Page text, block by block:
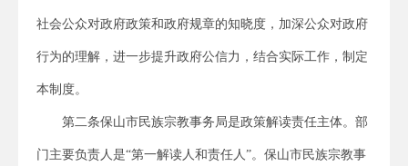
社会公众对政府政策和政府规章的知晓度，加深公众对政府
行为的理解，进一步提升政府公信力，结合实际工作，制定
本制度。
第二条保山市民族宗教事务局是政策解读责任主体。部
门主要负责人是“第一解读人和责任人”。保山市民族宗教事